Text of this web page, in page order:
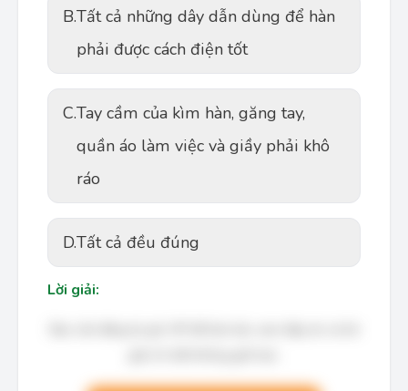
B.Tất cả những dây dẫn dùng để hàn
phải được cách điện tốt
C.Tay cầm của kìm hàn, găng tay,
quần áo làm việc và giầy phải khô
ráo
D.Tất cả đều đúng
Lời giải: